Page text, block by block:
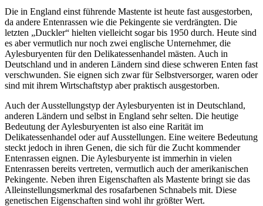
Die in England einst führende Mastente ist heute fast ausgestorben,
da andere Entenrassen wie die Pekingente sie verdrängten. Die
letzten „Duckler“ hielten vielleicht sogar bis 1950 durch. Heute sind
es aber vermutlich nur noch zwei englische Unternehmer, die
Aylesburyenten für den Delikatessenhandel mästen. Auch in
Deutschland und in anderen Ländern sind diese schweren Enten fast
verschwunden. Sie eignen sich zwar für Selbstversorger, waren oder
sind mit ihrem Wirtschaftstyp aber praktisch ausgestorben.
Auch der Ausstellungstyp der Aylesburyenten ist in Deutschland,
anderen Ländern und selbst in England sehr selten. Die heutige
Bedeutung der Aylesburyenten ist also eine Rarität im
Delikatessenhandel oder auf Ausstellungen. Eine weitere Bedeutung
steckt jedoch in ihren Genen, die sich für die Zucht kommender
Entenrassen eignen. Die Aylesburyente ist immerhin in vielen
Entenrassen bereits vertreten, vermutlich auch der amerikanischen
Pekingente. Neben ihren Eigenschaften als Mastente bringt sie das
Alleinstellungsmerkmal des rosafarbenen Schnabels mit. Diese
genetischen Eigenschaften sind wohl ihr größter Wert.